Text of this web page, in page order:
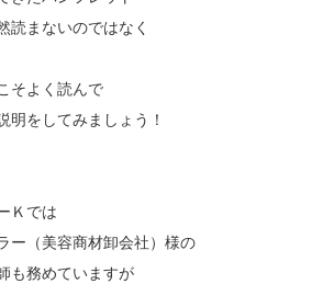
読まないのではなく
そよく読んで
明をしてみましょう！
Ｋでは
ー（美容商材卸会社）様の
も務めていますが